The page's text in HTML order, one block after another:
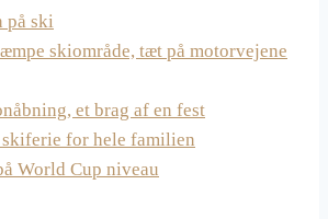
på ski
skiområde, tæt på motorvejene
et brag af en fest
skiferie for hele familien
World Cup niveau